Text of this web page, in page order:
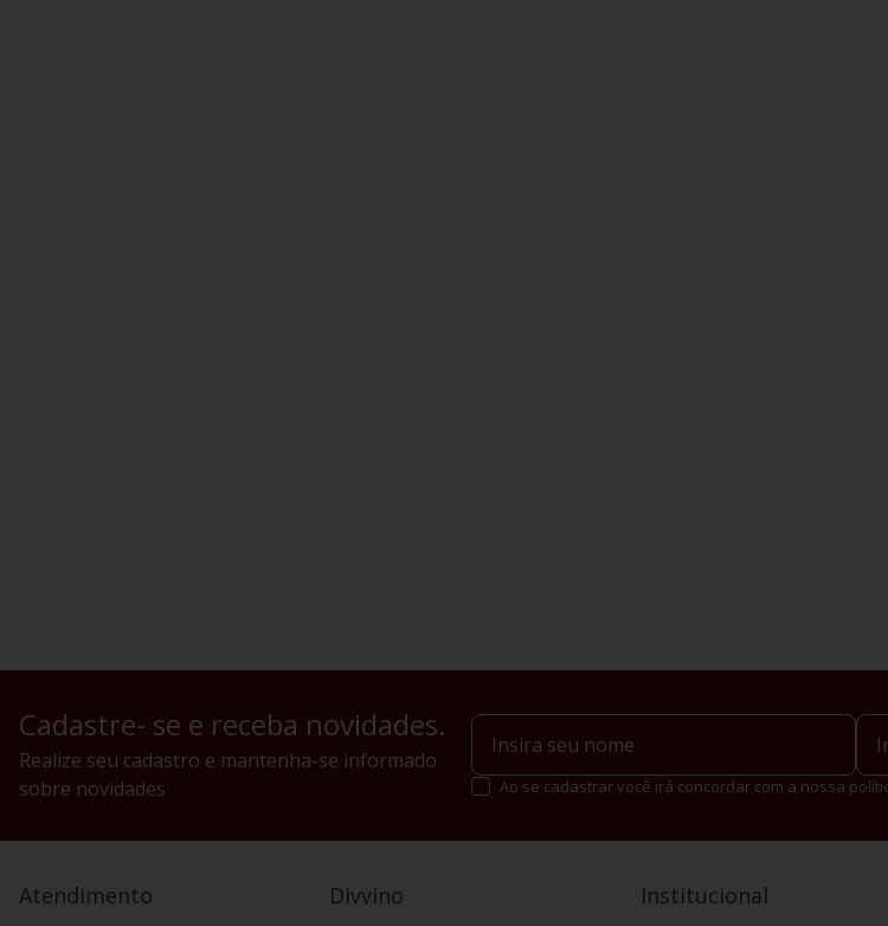
Cadastre- se e receba novidades.
Realize seu cadastro e mantenha-se informado
sobre novidades
Ao se cadastrar você irá concordar com a nossa
Atendimento Divvino Institucional